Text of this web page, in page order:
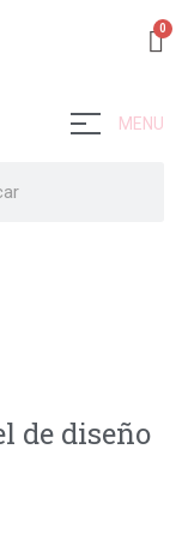
MENU
de diseño